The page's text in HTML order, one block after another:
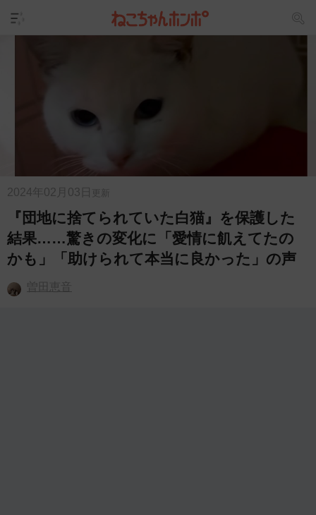
2024年02月03日 更新
『団地に捨てられていた白猫』を保護した
結果……驚きの変化に「愛情に飢えてたの
かも」「助けられて本当に良かった」の声
曽田恵音